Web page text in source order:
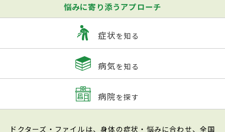
悩みに寄り添うアプローチ
症状を知る
病気を知る
病院を探す
ドクターズ・ファイルは、身体の症状・悩みに合わせ、全国